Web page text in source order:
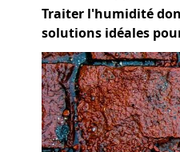
Traiter l'humidité
solutions idéales